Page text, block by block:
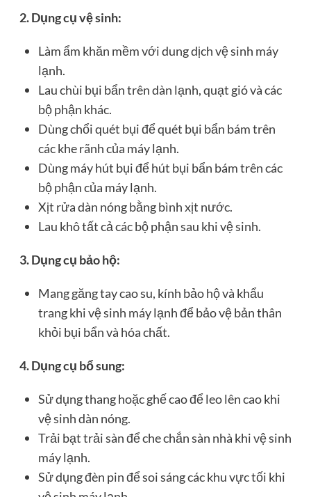
2. Dụng cụ vệ sinh:
Làm ẩm khăn mềm với dung dịch vệ sinh máy
lạnh.
Lau chùi bụi bẩn trên dàn lạnh, quạt gió và các
bộ phận khác.
Dùng chổi quét bụi để quét bụi bẩn bám trên
các khe rãnh của máy lạnh.
Dùng máy hút bụi để hút bụi bẩn bám trên các
bộ phận của máy lạnh.
Xịt rửa dàn nóng bằng bình xịt nước.
Lau khô tất cả các bộ phận sau khi vệ sinh.
3. Dụng cụ bảo hộ:
Mang găng tay cao su, kính bảo hộ và khẩu
trang khi vệ sinh máy lạnh để bảo vệ bản thân
khỏi bụi bẩn và hóa chất.
4. Dụng cụ bổ sung:
Sử dụng thang hoặc ghế cao để leo lên cao khi
vệ sinh dàn nóng.
Trải bạt trải sàn để che chắn sàn nhà khi vệ sinh
máy lạnh.
Sử dụng đèn pin để soi sáng các khu vực tối khi